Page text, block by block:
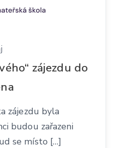
zájezdu do
zájezdu byla
budou zařazeni
se místo […]